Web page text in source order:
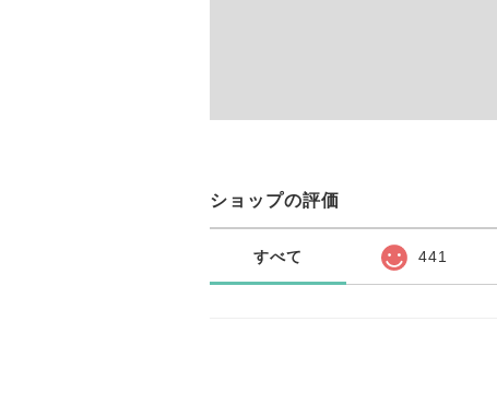
ショップの評価
すべて 441